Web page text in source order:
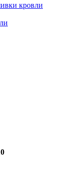
кровли